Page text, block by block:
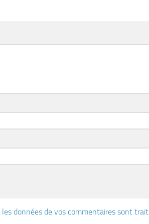
données de vos commentaires sont